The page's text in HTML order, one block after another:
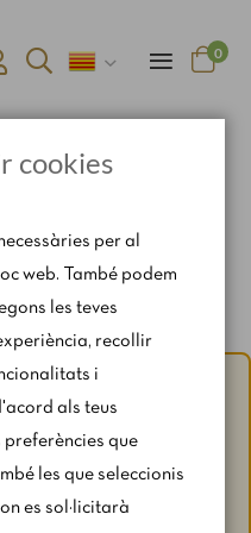
0
els horaris i els
disponibilitat.
cookies
per al
web. També podem
les teves
recollir
i
als teus
preferències que
les que seleccionis
es sol·licitarà